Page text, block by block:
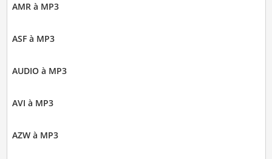
AMR à MP3
ASF à MP3
AUDIO à MP3
AVI à MP3
AZW à MP3